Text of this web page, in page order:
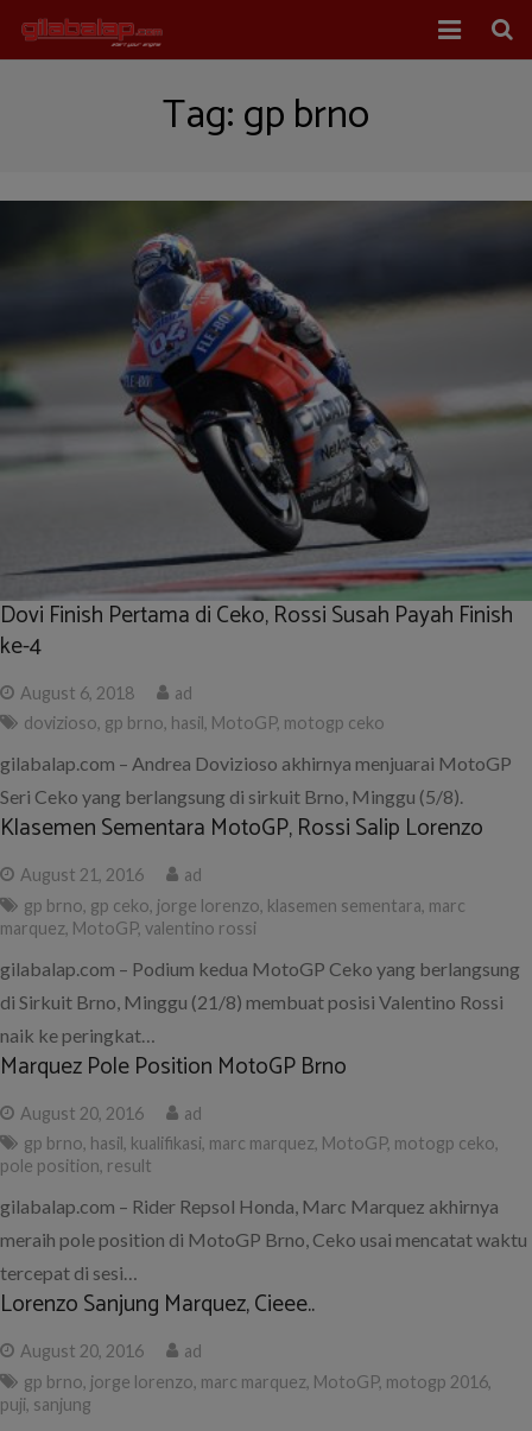
Balap Motor
Tag:gp brno
Dovi Finish Pertama di Ceko, Rossi Susah Payah Finish
ke-4
August 6, 2018
ad
dovizioso, gp brno, hasil, MotoGP, motogp ceko
gilabalap.com – Andrea Dovizioso akhirnya menjuarai MotoGP
Seri Ceko yang berlangsung di sirkuit Brno, Minggu (5/8).
Klasemen Sementara MotoGP, Rossi Salip Lorenzo
August 21, 2016
ad
gp brno, gp ceko, jorge lorenzo, klasemen sementara, marc
marquez, MotoGP, valentino rossi
gilabalap.com – Podium kedua MotoGP Ceko yang berlangsung
di Sirkuit Brno, Minggu (21/8) membuat posisi Valentino Rossi
naik ke peringkat…
Marquez Pole Position MotoGP Brno
August 20, 2016
ad
gp brno, hasil, kualifikasi, marc marquez, MotoGP, motogp ceko,
pole position, result
gilabalap.com – Rider Repsol Honda, Marc Marquez akhirnya
meraih pole position di MotoGP Brno, Ceko usai mencatat waktu
tercepat di sesi…
Lorenzo Sanjung Marquez, Cieee..
August 20, 2016
ad
gp brno, jorge lorenzo, marc marquez, MotoGP, motogp 2016,
puji, sanjung